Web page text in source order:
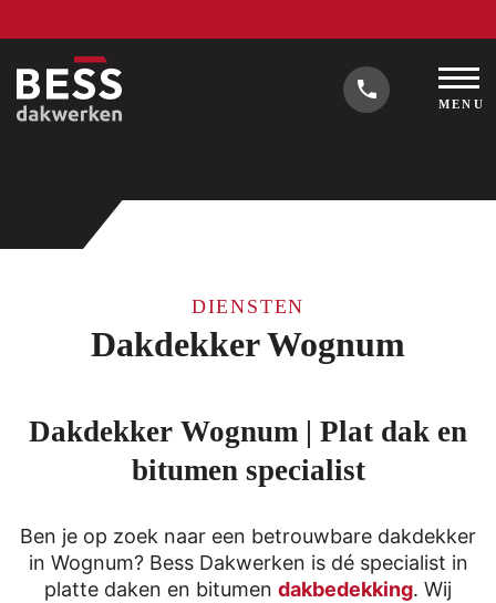
MENU
DIENSTEN
Dakdekker Wognum
Dakdekker Wognum | Plat dak en
bitumen specialist
Ben je op zoek naar een betrouwbare dakdekker
in Wognum? Bess Dakwerken is dé specialist in
platte daken en bitumen dakbedekking. Wij